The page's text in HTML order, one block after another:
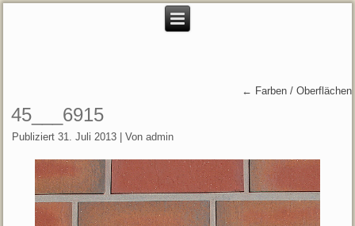
← Farben / Oberflächen
45___6915
Publiziert 31. Juli 2013 |Von admin